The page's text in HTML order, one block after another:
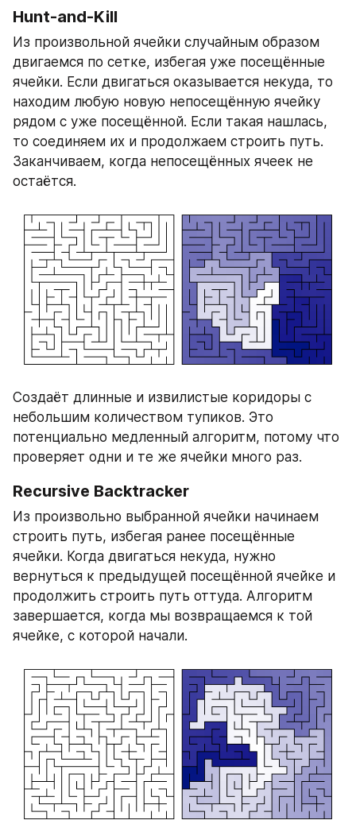
Hunt-and-Kill
Из произвольной ячейки случайным образом
двигаемся по сетке, избегая уже посещённые
ячейки. Если двигаться оказывается некуда, то
находим любую новую непосещённую ячейку
рядом с уже посещённой. Если такая нашлась,
то соединяем их и продолжаем строить путь.
Заканчиваем, когда непосещённых ячеек не
остаётся.
Создаёт длинные и извилистые коридоры с
небольшим количеством тупиков. Это
потенциально медленный алгоритм, потому что
проверяет одни и те же ячейки много раз.
Recursive Backtracker
Из произвольно выбранной ячейки начинаем
строить путь, избегая ранее посещённые
ячейки. Когда двигаться некуда, нужно
вернуться к предыдущей посещённой ячейке и
продолжить строить путь оттуда. Алгоритм
завершается, когда мы возвращаемся к той
ячейке, с которой начали.